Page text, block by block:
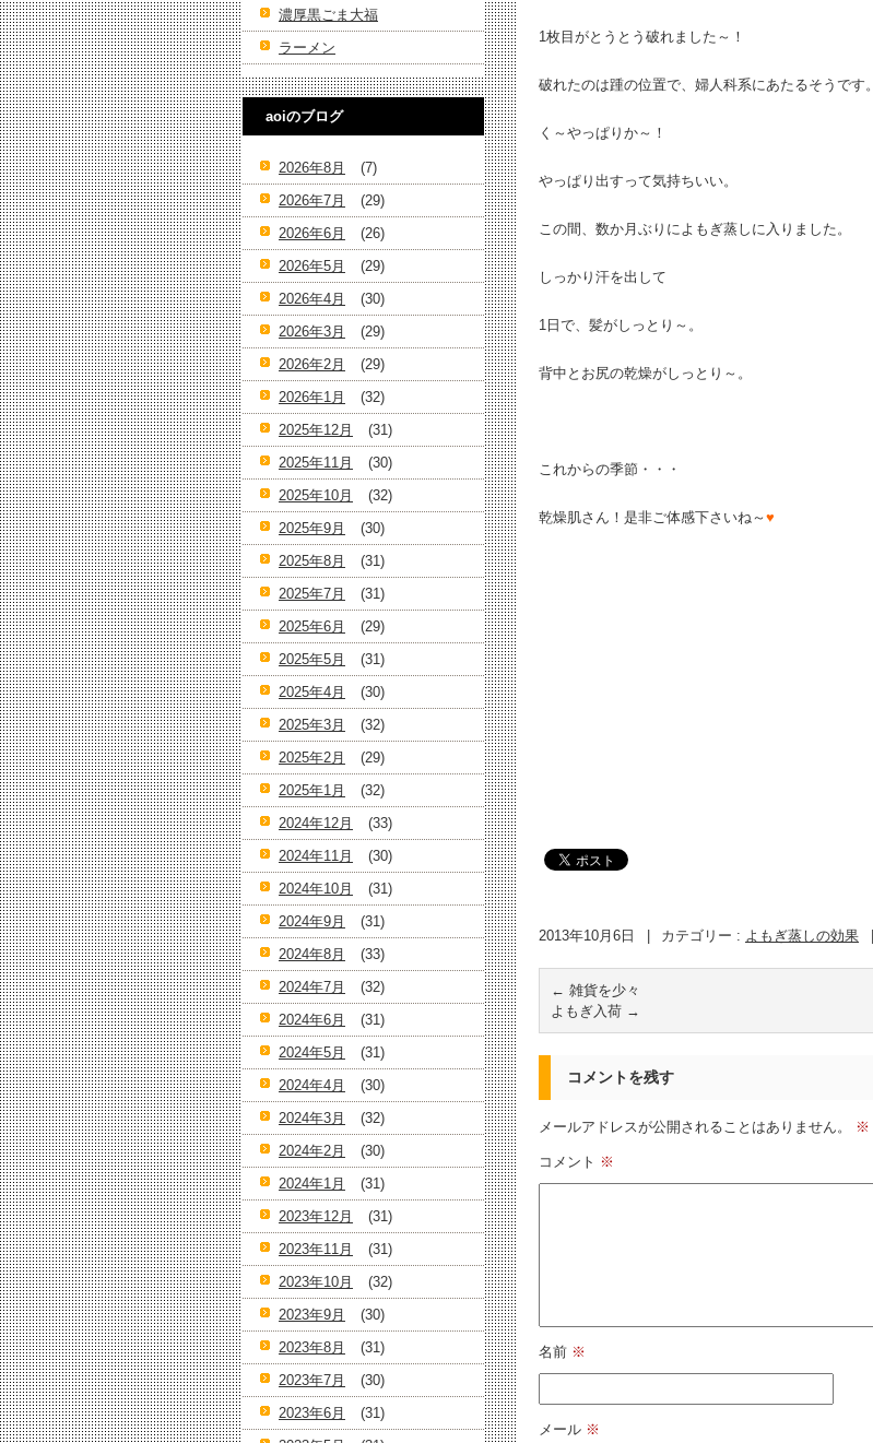
1枚目がとうとう破れました～！
破れたのは踵の位置で、婦人科系にあたるそうです。
く～やっぱりか～！
やっぱり出すって気持ちいい。
この間、数か月ぶりによもぎ蒸しに入りました。
しっかり汗を出して
1日で、髪がしっとり～。
背中とお尻の乾燥がしっとり～。
これからの季節・・・
乾燥肌さん！是非ご体感下さいね～ ♥
2013年10月6日 カテゴリー : よもぎ蒸しの効果
← 雑貨を少々
よもぎ入荷 →
コメントを残す
メールアドレスが公開されることはありません。 ※
コメント ※
名前 ※
メール ※
濃厚黒ごま大福
ラーメン
aoiのブログ
2026年8月
(7)
2026年7月
(29)
2026年6月
(26)
2026年5月
(29)
2026年4月
(30)
2026年3月
(29)
2026年2月
(29)
2026年1月
(32)
2025年12月
(31)
2025年11月
(30)
2025年10月
(32)
2025年9月
(30)
2025年8月
(31)
2025年7月
(31)
2025年6月
(29)
2025年5月
(31)
2025年4月
(30)
2025年3月
(32)
2025年2月
(29)
2025年1月
(32)
2024年12月
(33)
2024年11月
(30)
2024年10月
(31)
2024年9月
(31)
2024年8月
(33)
2024年7月
(32)
2024年6月
(31)
2024年5月
(31)
2024年4月
(30)
2024年3月
(32)
2024年2月
(30)
2024年1月
(31)
2023年12月
(31)
2023年11月
(31)
2023年10月
(32)
2023年9月
(30)
2023年8月
(31)
2023年7月
(30)
2023年6月
(31)